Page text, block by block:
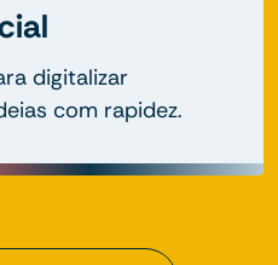
digitalizar
com rapidez.